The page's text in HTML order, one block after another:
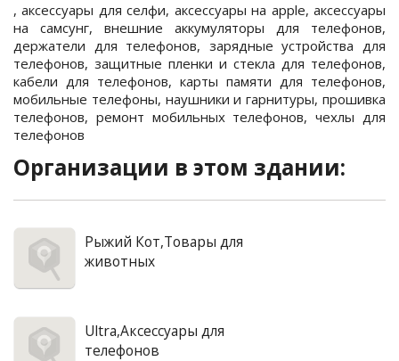
,аксессуары для селфи, аксессуары на apple,аксессуары
на самсунг, внешние аккумуляторы для телефонов,
держатели для телефонов, зарядные устройства для
телефонов, защитные пленки и стекла для телефонов,
кабели для телефонов, карты памяти для телефонов,
мобильные телефоны, наушники и гарнитуры,прошивка
телефонов, ремонт мобильных телефонов,чехлы для
телефонов
Организации в этом здании:
Рыжий Кот,Товары для
животных
Ultra,Аксессуары для
телефонов